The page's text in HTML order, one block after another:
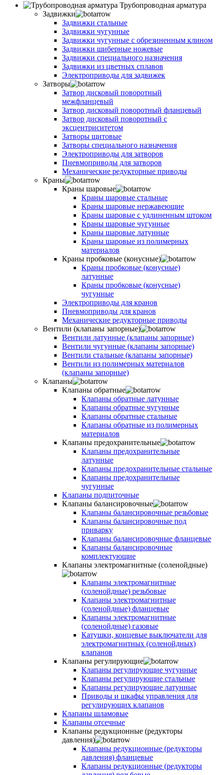
Трубопроводная арматура
Задвижки
Задвижки стальные
Задвижки чугунные
Задвижки чугунные с обрезиненным клином
Задвижки шиберные ножевые
Задвижки специального назначения
Задвижки из цветных сплавов
Электроприводы для задвижек
Затворы
Затвор дисковый поворотный
межфланцевый
Затвор дисковый поворотный фланцевый
Затвор дисковый поворотный с
эксцентриситетом
Затворы щитовые
Затворы специального назначения
Электроприводы для затворов
Пневмоприводы для затворов
Механические редукторные приводы
Краны
Краны шаровые
Краны шаровые стальные
Краны шаровые нержавеющие
Краны шаровые с удлиненным штоком
Краны шаровые чугунные
Краны шаровые латунные
Краны шаровые из полимерных
материалов
Краны пробковые (конусные)
Краны пробковые (конусные)
латунные
Краны пробковые (конусные)
чугунные
Электроприводы для кранов
Пневмоприводы для кранов
Механические редукторные приводы
Вентили (клапаны запорные)
Вентили латунные (клапаны запорные)
Вентили чугунные (клапаны запорные)
Вентили стальные (клапаны запорные)
Вентили из полимерных материалов
(клапаны запорные)
Клапаны
Клапаны обратные
Клапаны обратные латунные
Клапаны обратные чугунные
Клапаны обратные стальные
Клапаны обратные из полимерных
материалов
Клапаны предохранительные
Клапаны предохранительные
латунные
Клапаны предохранительные стальные
Клапаны предохранительные
чугунные
Клапаны подпиточные
Клапаны балансировочные
Клапаны балансировочные резьбовые
Клапаны балансировочные под
приварку
Клапаны балансировочные фланцевые
Клапаны балансировочные
комплектующие
Клапаны электромагнитные (соленойдные)
Клапаны электромагнитные
(соленойдные) резьбовые
Клапаны электромагнитные
(соленойдные) фланцевые
Клапаны электромагнитные
(соленойдные) газовые
Катушки, концевые выключатели для
электромагнитных (соленойдных)
клапанов
Клапаны регулирующие
Клапаны регулирующие чугунные
Клапаны регулирующие стальные
Клапаны регулирующие латунные
Приводы и шкафы управления для
регулирующих клапанов
Клапаны шламовые
Клапаны отсечные
Клапаны редукционные (редукторы
давления)
Клапаны редукционные (редукторы
давления) фланцевые
Клапаны редукционные (редукторы